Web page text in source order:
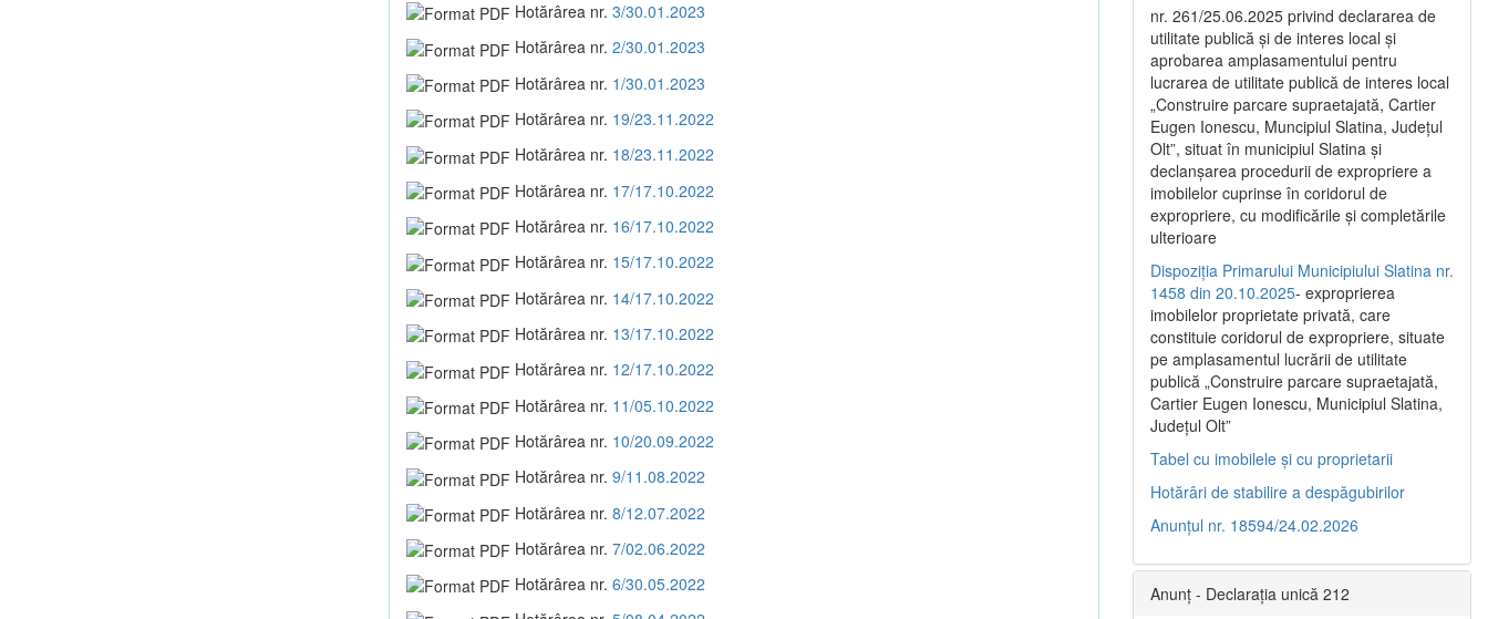
Hotărârea nr. 3/30.01.2023
Hotărârea nr. 2/30.01.2023
Hotărârea nr. 1/30.01.2023
Hotărârea nr. 19/23.11.2022
Hotărârea nr. 18/23.11.2022
Hotărârea nr. 17/17.10.2022
Hotărârea nr. 16/17.10.2022
Hotărârea nr. 15/17.10.2022
Hotărârea nr. 14/17.10.2022
Hotărârea nr. 13/17.10.2022
Hotărârea nr. 12/17.10.2022
Hotărârea nr. 11/05.10.2022
Hotărârea nr. 10/20.09.2022
Hotărârea nr. 9/11.08.2022
Hotărârea nr. 8/12.07.2022
Hotărârea nr. 7/02.06.2022
Hotărârea nr. 6/30.05.2022
nr. 261/25.06.2025 privind declararea de
utilitate publică şi de interes local şi
aprobarea amplasamentului pentru
lucrarea de utilitate publică de interes local
„Construire parcare supraetajată, Cartier
Eugen Ionescu, Muncipiul Slatina, Judeţul
Olt”, situat în municipiul Slatina şi
declanşarea procedurii de expropriere a
imobilelor cuprinse în coridorul de
expropriere, cu modificările şi completările
ulterioare
Dispoziția Primarului Municipiului Slatina nr.
1458 din 20.10.2025- exproprierea
imobilelor proprietate privată, care
constituie coridorul de expropriere, situate
pe amplasamentul lucrării de utilitate
publică „Construire parcare supraetajată,
Cartier Eugen Ionescu, Municipiul Slatina,
Județul Olt”
Tabel cu imobilele și cu proprietarii
Hotărâri de stabilire a despăgubirilor
Anunțul nr. 18594/24.02.2026
Anunț - Declarația unică 212